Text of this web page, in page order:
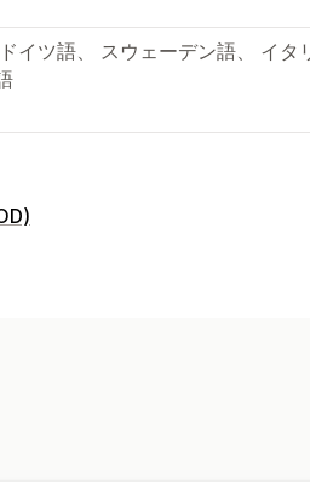
イツ語、 スウェーデン語、 イタ